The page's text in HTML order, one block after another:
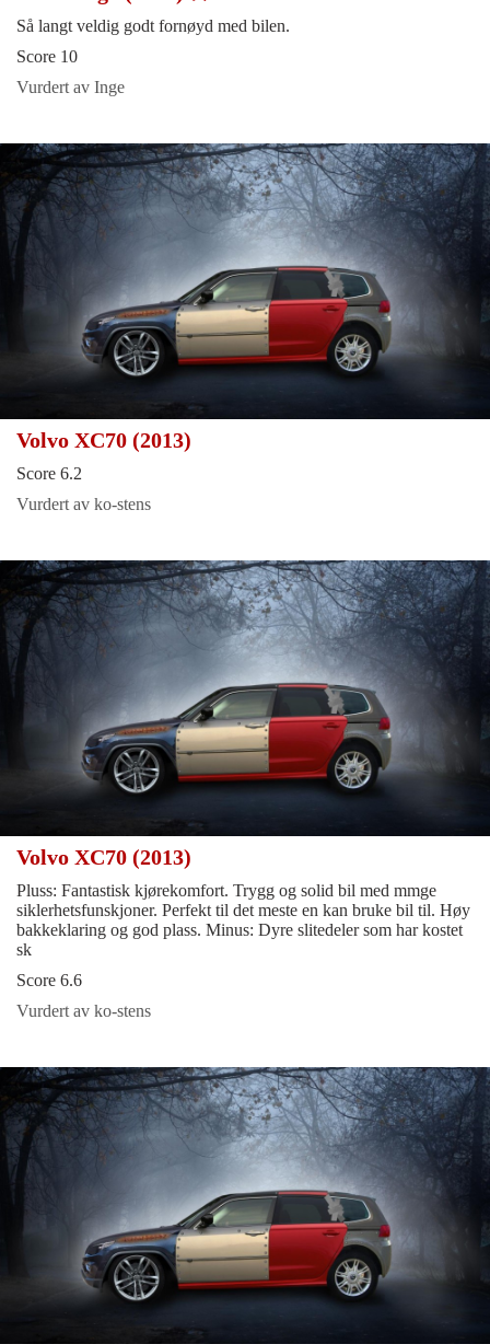
Så langt veldig godt fornøyd med bilen.
Score 10
Vurdert av Inge
Volvo XC70 (2013)
Score 6.2
Vurdert av ko-stens
Volvo XC70 (2013)
Pluss: Fantastisk kjørekomfort. Trygg og solid bil med mmge
siklerhetsfunskjoner. Perfekt til det meste en kan bruke bil til. Høy
bakkeklaring og god plass. Minus: Dyre slitedeler som har kostet
sk
Score 6.6
Vurdert av ko-stens